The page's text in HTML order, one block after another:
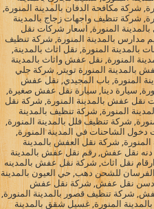
شركة مكافحة الدفان بالمدينة المنورة,
شركة تنظيف واجهات زجاج بالمدينة
المنورة, اسعار شركات نقل
مدارس بالمدينة المنورة, شركة تنظيف
المنورة, نقل اثاث بالمدينة,
المنورة, نقل عفش واثاث بالمدينة
المنورة تويتر, شركة جلي
المنورة, باب المجيدي, نقل عفش
سيارة دينا, سيارة نقل عفش صغيرة,
نقل عفش بالمدينة المنورة, شركة نقل
المنورة, شركة تنظيف بالمدينة
شركة تنظيف فلل بالمدينة المنورة,
دخول الشاحنات في المدينة المنورة,
المنورة, شركة نقل العفش بالمدينة
نقل عفش, رقم نقل عفش بالمدينة
ارقام نقل اثاث, شركة نقل عفش بالمدينه
الفرسان للشحن دهب, حي العيون بالمدينة
ددسن نقل عفش, شركة نقل عفش
شركة تنظيف قصور بالمدينة المنورة,
المنورة, غسيل شقق بالمدينة